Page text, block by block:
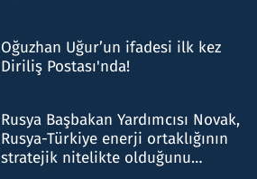
Oğuzhan Uğur’un ifadesi ilk kez
Diriliş Postası'nda!
Rusya Başbakan Yardımcısı Novak,
Rusya-Türkiye enerji ortaklığının
stratejik nitelikte olduğunu